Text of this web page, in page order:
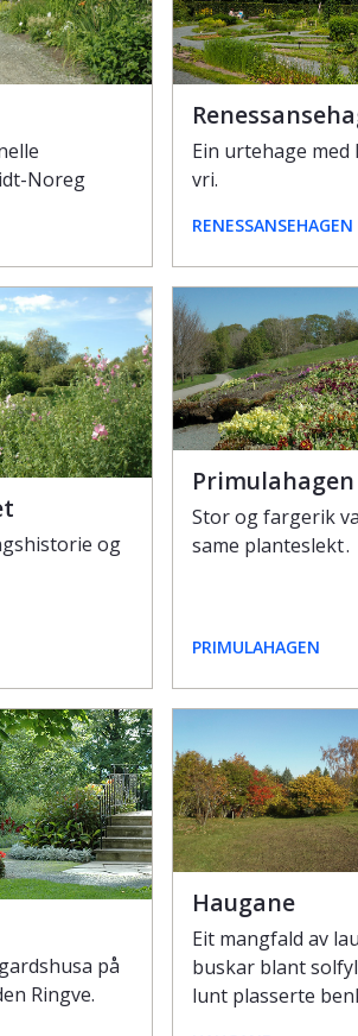
Noreg
Ein urtehage
vri.
RENESSANSEHAGEN
og
Primulahagen
Stor og fargerik
same planteslekt .
PRIMULAHAGEN
på
Ringve.
Haugane
Eit mangfald av
buskar blant
lunt plasserte